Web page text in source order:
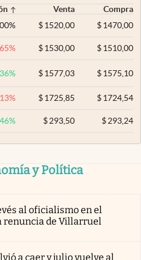
Venta
Compra
% $ 1520,00 $1470,00
% $ 1530,00 $1510,00
% $ 1577,03 $1575,10
% $ 1725,85 $1724,54
% $293,50 $293,24
y Política
al oficialismo en el
renuncia de Villarruel
a caer y julio vuelve al